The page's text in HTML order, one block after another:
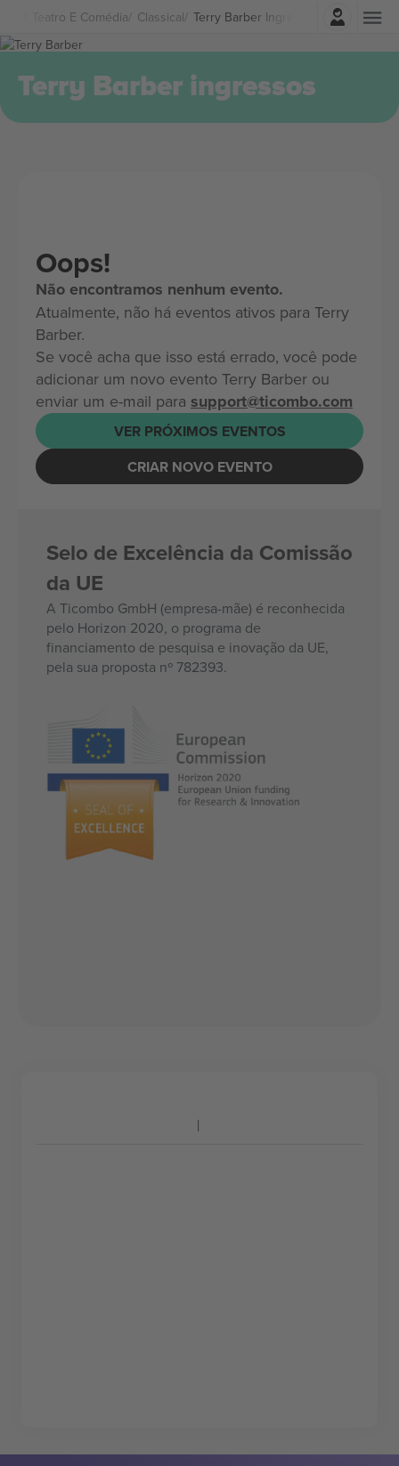
Teatro E Comédia Classical Terry Barber Ingressos
Entrar
Terry Barber ingressos
Oops!
Não encontramos nenhum evento.
Atualmente, não há eventos ativos para Terry
Barber.
Se você acha que isso está errado, você pode
adicionar um novo evento Terry Barber ou
enviar um e-mail para support@ticombo.com
VER PRÓXIMOS EVENTOS
CRIAR NOVO EVENTO
Selo de Excelência da Comissão
da UE
A Ticombo GmbH (empresa-mãe) é reconhecida
pelo Horizon 2020, o programa de
financiamento de pesquisa e inovação da UE,
pela sua proposta nº 782393.